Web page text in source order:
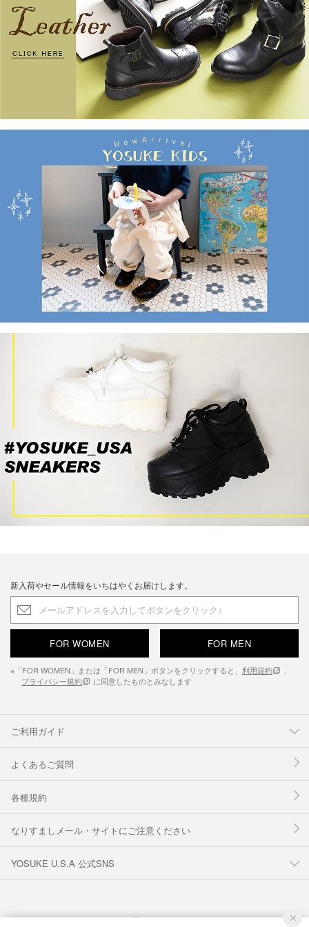
新入荷やセール情報をいちはやくお届けします。
FOR WOMEN FOR MEN
※「FOR WOMEN」または「FOR MEN」ボタンをクリックすると、 利用規約
、
プライバシー規約
に同意したものとみなします
ご利用ガイド
よくあるご質問
各種規約
なりすましメール・サイトにご注意ください
YOSUKE U.S.A 公式SNS